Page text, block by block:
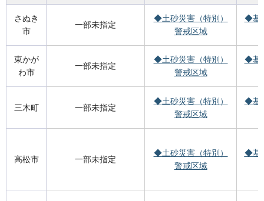
さぬき
市
一部未指定
◆土砂災害（特別）
警戒区域
◆基
東かが
わ市
一部未指定
◆土砂災害（特別）
警戒区域
◆基
三木町 一部未指定
◆土砂災害（特別）
警戒区域
◆基
高松市 一部未指定
◆土砂災害（特別）
警戒区域
◆基